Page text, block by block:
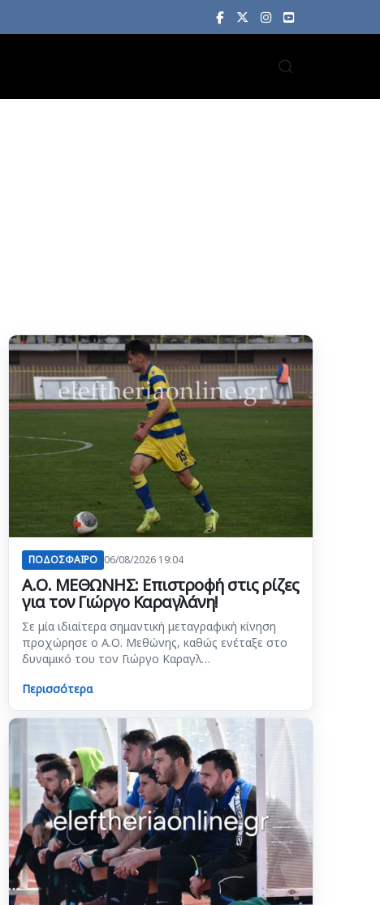
ΠΟΔΟΣΦΑΙΡΟ 06/08/2026 19:04
Α.Ο. ΜΕΘΩΝΗΣ: Επιστροφή στις ρίζες
για τον Γιώργο Καραγλάνη!
Σε μία ιδιαίτερα σημαντική μεταγραφική κίνηση
προχώρησε ο Α.Ο. Μεθώνης, καθώς ενέταξε στο
δυναμικό του τον Γιώργο Καραγλ…
Περισσότερα